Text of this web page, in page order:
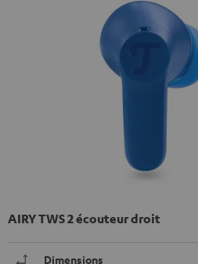
AIRY TWS 2 écouteur droit
Dimensions